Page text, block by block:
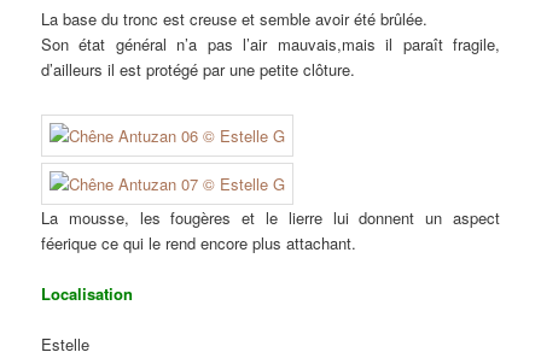
La base du tronc est creuse et semble avoir été brûlée.
Son état général n’a pas l’air mauvais,mais il paraît fragile,
d’ailleurs il est protégé par une petite clôture.
La mousse, les fougères et le lierre lui donnent un aspect
féerique ce qui le rend encore plus attachant.
Localisation
Estelle